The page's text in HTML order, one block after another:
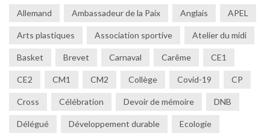
Allemand Ambassadeur de la Paix Anglais APEL
Arts plastiques Association sportive Atelier du midi
Basket Brevet Carnaval Carême CE1
CE2 CM1 CM2 Collège Covid-19 CP
Cross Célébration Devoir de mémoire DNB
Délégué Développement durable Ecologie